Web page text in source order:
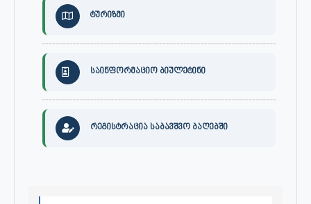
ტურიზმი
საინფორმაციო ბიულეტინი
რეგისტრაცია საბავშვო ბაღებში